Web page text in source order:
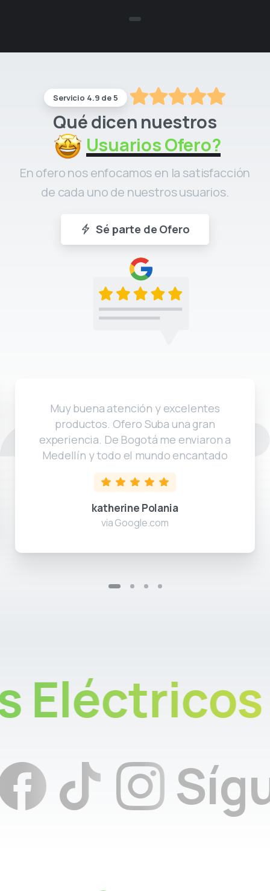
Servicio 4.9 de 5
Qué dicen nuestros
Usuarios Ofero?
En ofero nos enfocamos en la satisfacción
de cada uno de nuestros usuarios.
Sé parte de Ofero
Muy buena atención y excelentes
productos. Ofero Suba una gran
experiencia. De Bogotá me enviaron a
Medellín y todo el mundo encantado
katherine Polania
via Google.com
Te responderemos lo más pronto posible.
Escribir un correo